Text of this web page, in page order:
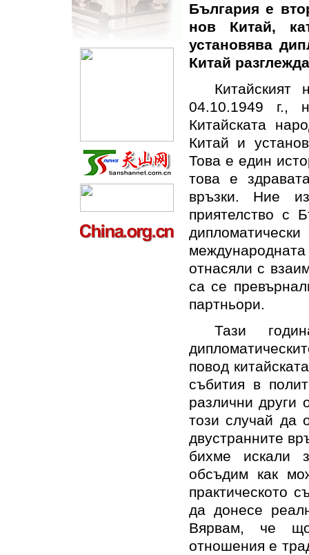
България е
нов Китай,
установява
Китай
04.10.1949 г.,
Китайската
Китай и
Това е един
това е
връзки. Ние
приятелство с
отнасяли с
са се
партньори.
Тази
повод
събития в
различни други
този случай да
двустранните
бихме искали
обсъдим как
практическото
да донесе
Вярвам, че
отношения е